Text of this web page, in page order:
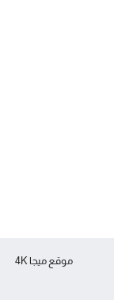
موقع ميجا 4K